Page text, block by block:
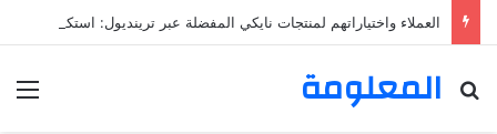
المعلومة
بحث عن